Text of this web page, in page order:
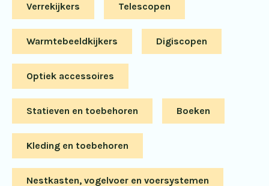
Verrekijkers Telescopen
Warmtebeeldkijkers Digiscopen
Optiek accessoires
Statieven en toebehoren Boeken
Kleding en toebehoren
Nestkasten, vogelvoer en voersystemen